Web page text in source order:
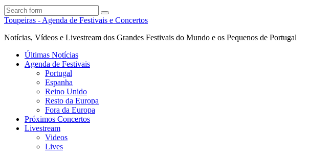
Search
Toupeiras - Agenda de Festivais e Concertos
Notícias, Vídeos e Livestream dos Grandes Festivais do Mundo e os Pequenos de Portugal
Últimas Notícias
Agenda de Festivais
Portugal
Espanha
Reino Unido
Resto da Europa
Fora da Europa
Próximos Concertos
Livestream
Videos
Lives